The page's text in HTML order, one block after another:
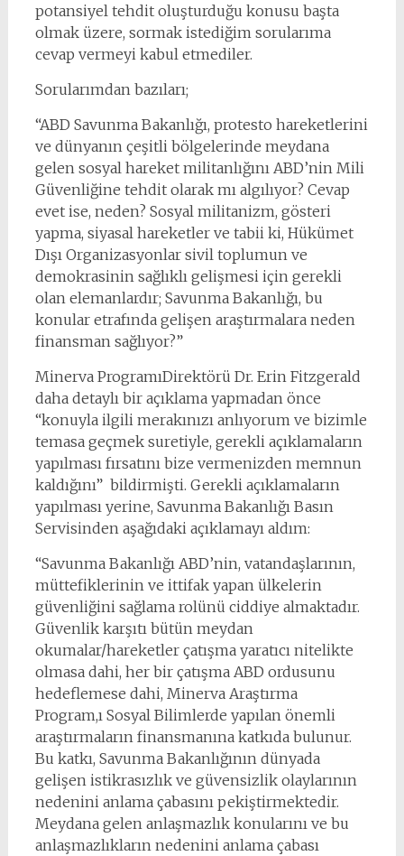
potansiyel tehdit oluşturduğu konusu başta
olmak üzere, sormak istediğim sorularıma
cevap vermeyi kabul etmediler.
Sorularımdan bazıları;
“ABD Savunma Bakanlığı, protesto hareketlerini
ve dünyanın çeşitli bölgelerinde meydana
gelen sosyal hareket militanlığını ABD’nin Mili
Güvenliğine tehdit olarak mı algılıyor? Cevap
evet ise, neden? Sosyal militanizm, gösteri
yapma, siyasal hareketler ve tabii ki, Hükümet
Dışı Organizasyonlar sivil toplumun ve
demokrasinin sağlıklı gelişmesi için gerekli
olan elemanlardır; Savunma Bakanlığı, bu
konular etrafında gelişen araştırmalara neden
finansman sağlıyor?”
Minerva ProgramıDirektörü Dr. Erin Fitzgerald
daha detaylı bir açıklama yapmadan önce
“konuyla ilgili merakınızı anlıyorum ve bizimle
temasa geçmek suretiyle, gerekli açıklamaların
yapılması fırsatını bize vermenizden memnun
kaldığını” bildirmişti. Gerekli açıklamaların
yapılması yerine, Savunma Bakanlığı Basın
Servisinden aşağıdaki açıklamayı aldım:
“Savunma Bakanlığı ABD’nin, vatandaşlarının,
müttefiklerinin ve ittifak yapan ülkelerin
güvenliğini sağlama rolünü ciddiye almaktadır.
Güvenlik karşıtı bütün meydan
okumalar/hareketler çatışma yaratıcı nitelikte
olmasa dahi, her bir çatışma ABD ordusunu
hedeflemese dahi, Minerva Araştırma
Program,ı Sosyal Bilimlerde yapılan önemli
araştırmaların finansmanına katkıda bulunur.
Bu katkı, Savunma Bakanlığının dünyada
gelişen istikrasızlık ve güvensizlik olaylarının
nedenini anlama çabasını pekiştirmektedir.
Meydana gelen anlaşmazlık konularını ve bu
anlaşmazlıkların nedenini anlama çabası